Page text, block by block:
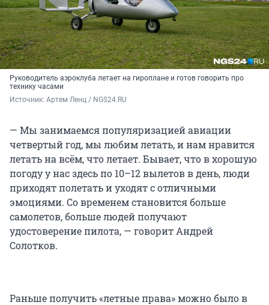
Руководитель аэроклуба летает на гироплане и готов говорить про
технику часами
Источник: Артем Ленц / NGS24.RU
— Мы занимаемся популяризацией авиации
четвертый год, мы любим летать, и нам нравится
летать на всём, что летает. Бывает, что в хорошую
погоду у нас здесь по 10–12 вылетов в день, люди
приходят полетать и уходят с отличными
эмоциями. Со временем становится больше
самолетов, больше людей получают
удостоверение пилота, — говорит Андрей
Солотков.
Раньше получить «летные права» можно было в